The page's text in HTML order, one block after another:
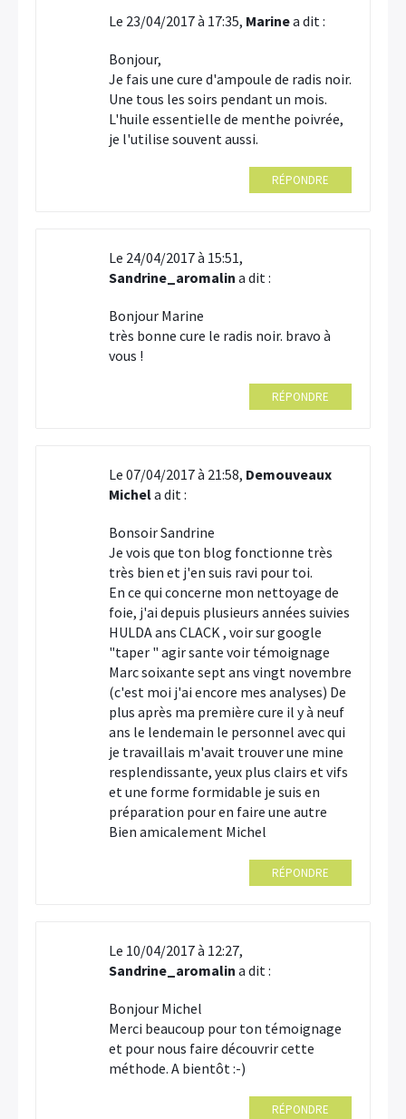
Le 23/04/2017 à 17:35, Marinea dit :
Bonjour,
Je fais une cure d'ampoule de radis noir.
Une tous les soirs pendant un mois.
L'huile essentielle de menthe poivrée,
je l'utilise souvent aussi.
RÉPONDRE
Le 24/04/2017 à 15:51,
Sandrine_aromalin a dit :
Bonjour Marine
très bonne cure le radis noir. bravo à
vous !
RÉPONDRE
Le 07/04/2017 à 21:58, Demouveaux
Michela dit :
Bonsoir Sandrine
Je vois que ton blog fonctionne très
très bien et j'en suis ravi pour toi.
En ce qui concerne mon nettoyage de
foie, j'ai depuis plusieurs années suivies
HULDA ans CLACK , voir sur google
"taper " agir sante voir témoignage
Marc soixante sept ans vingt novembre
(c'est moi j'ai encore mes analyses) De
plus après ma première cure il y à neuf
ans le lendemain le personnel avec qui
je travaillais m'avait trouver une mine
resplendissante, yeux plus clairs et vifs
et une forme formidable je suis en
préparation pour en faire une autre
Bien amicalement Michel
RÉPONDRE
Le 10/04/2017 à 12:27,
Sandrine_aromalin a dit :
Bonjour Michel
Merci beaucoup pour ton témoignage
et pour nous faire découvrir cette
méthode. A bientôt :-)
RÉPONDRE